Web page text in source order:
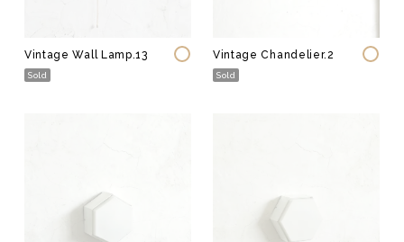
Vintage Wall Lamp.13
Sold
Vintage Chandelier.2
Sold